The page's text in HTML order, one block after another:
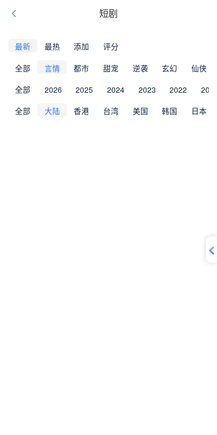
短剧
最新 最热 添加 评分
全部 言情 都市 甜宠 逆袭 玄幻 仙侠
全部 2026 2025 2024 2023 2022
全部 大陆 香港 台湾 美国 韩国 日本